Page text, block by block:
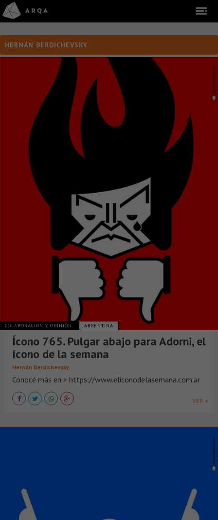
HERNÁN BERDICHEVSKY
COLABORACIÓN Y OPINIÓN ARGENTINA
Ícono 765. Pulgar abajo para Adorni, el
ícono de la semana
Hernán Berdichevsky
Conocé más en > https://www.eliconodelasemana.com.ar
VER +